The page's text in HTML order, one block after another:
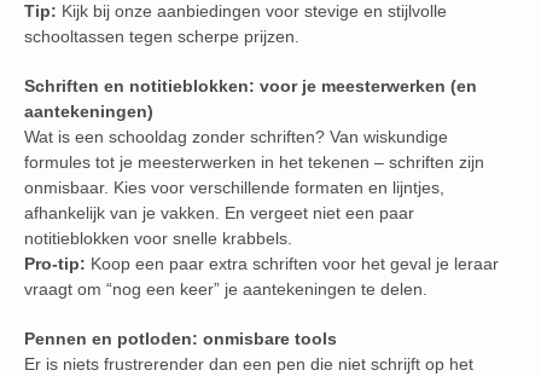
Tip: Kijk bij onze aanbiedingen voor stevige en stijlvolle
schooltassen tegen scherpe prijzen.
Schriften en notitieblokken: voor je meesterwerken (en
aantekeningen)
Wat is een schooldag zonder schriften? Van wiskundige
formules tot je meesterwerken in het tekenen – schriften zijn
onmisbaar. Kies voor verschillende formaten en lijntjes,
afhankelijk van je vakken. En vergeet niet een paar
notitieblokken voor snelle krabbels.
Pro-tip: Koop een paar extra schriften voor het geval je leraar
vraagt om “nog een keer” je aantekeningen te delen.
Pennen en potloden: onmisbare tools
Er is niets frustrerender dan een pen die niet schrijft op het